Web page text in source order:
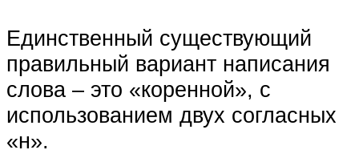
Единственный существующий
правильный вариант написания
слова – это «коренной», с
использованием двух согласных
«н».